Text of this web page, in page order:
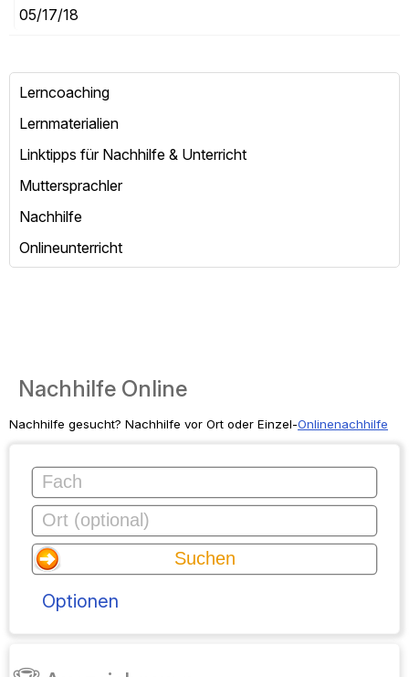
17.05.18
Coaching edukacyjny
Materiały edukacyjne
Polecane linki do korepetycji i lekcji
rodzimych użytkowników języka
Korepetycje
Lekcje online
Korepetycje online
Szukasz korepetycji? Korepetycje stacjonarne czy indywidualne
Opcje